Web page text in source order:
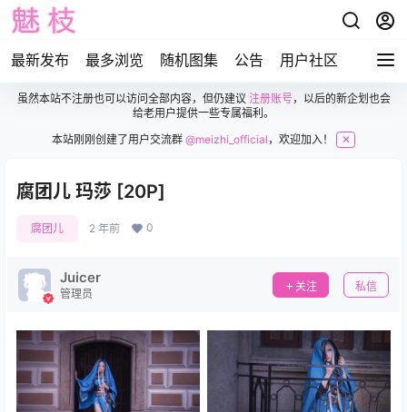
最新发布 最多浏览 随机图集 公告 用户社区
虽然本站不注册也可以访问全部内容，但仍建议 注册账号，以后的新企划也会
给老用户提供一些专属福利。
本站刚刚创建了用户交流群@meizhi_official ，欢迎加入！ ✕
腐团儿 玛莎 [20P]
腐团儿 2 年前 0
Juicer
管理员
关注 私信